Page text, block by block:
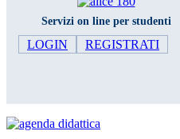
Servizi on line per studenti
LOGIN REGISTRATI